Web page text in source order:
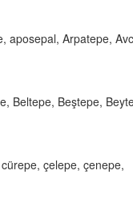
aposepal, Arpatepe,
Beltepe, Beştepe,
çelepe, çenepe,